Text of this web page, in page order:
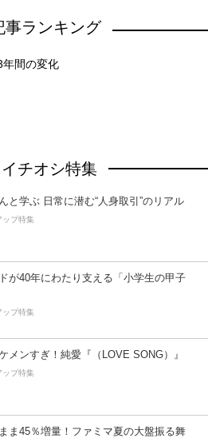
事ランキング
間の変化
チオシ特集
と学ぶ 日常に潜む“人身取引”のリアル
ップ特集
が40年にわたり支える「小学生の甲子
ップ特集
メンすぎ！純愛『（LOVE SONG）』
ップ特集
ま45％増量！ファミマ夏の大盤振る舞